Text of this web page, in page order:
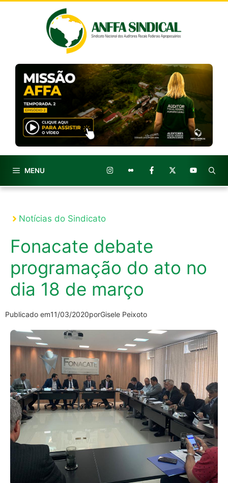
MENU
Notícias do Sindicato
Fonacate debate
programação do ato no
dia 18 de março
Publicado em11/03/2020porGisele Peixoto